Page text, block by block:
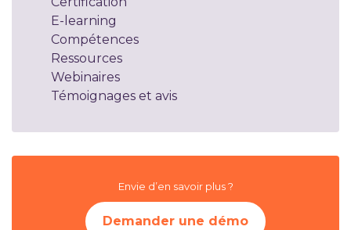
E-learning
Compétences
Ressources
Webinaires
Témoignages et avis
Envie d’en savoir plus ?
Demander une démo